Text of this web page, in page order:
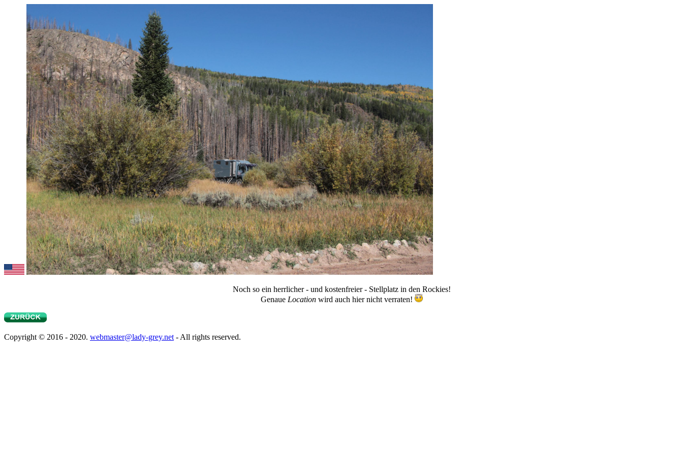
Noch so ein herrlicher - und kostenfreier - Stellplatz in den Rockies!
Genaue Locationwird auch hier nicht verraten!
Copyright © 2016 - 2020. webmaster@lady-grey.net - All rights reserved.